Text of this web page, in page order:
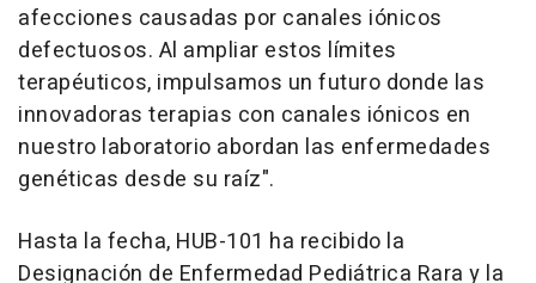
afecciones causadas por canales iónicos
defectuosos. Al ampliar estos límites
terapéuticos, impulsamos un futuro donde las
innovadoras terapias con canales iónicos en
nuestro laboratorio abordan las enfermedades
genéticas desde su raíz".
Hasta la fecha, HUB-101 ha recibido la
Designación de Enfermedad Pediátrica Rara y la